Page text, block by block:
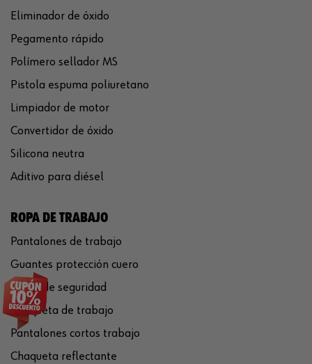
Eliminador de óxido
Pegamento rápido
Polímero sellador MS
Pistola espuma poliuretano
Limpiador de motor
Convertidor de óxido
Silicona neutra
Aditivo para diésel
ROPA DE TRABAJO
Pantalones de trabajo
Guantes protección cuero
Casco de seguridad
Chaqueta de trabajo
Pantalones cortos trabajo
Chaqueta reflectante